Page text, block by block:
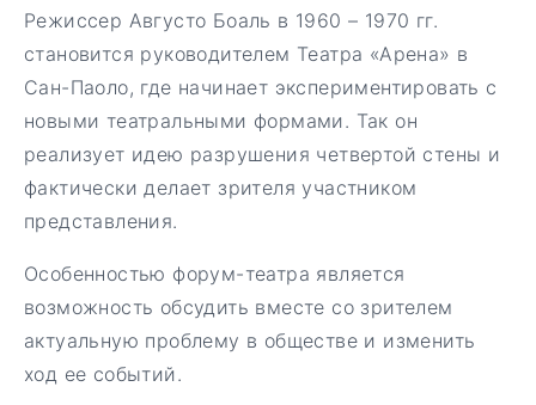
Режиссер Августо Боаль в 1960 – 1970 гг.
становится руководителем Театра «Арена» в
Сан-Паоло, где начинает экспериментировать с
новыми театральными формами. Так он
реализует идею разрушения четвертой стены и
фактически делает зрителя участником
представления.
Особенностью форум-театра является
возможность обсудить вместе со зрителем
актуальную проблему в обществе и изменить
ход ее событий.